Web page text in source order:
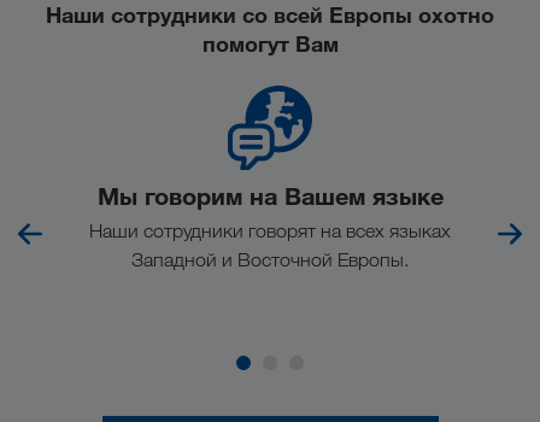
Наши сотрудники со всей Европы охотно
помогут Вам
Мы говорим на Вашем языке
Наши сотрудники говорят на всех языках
Западной и Восточной Европы.